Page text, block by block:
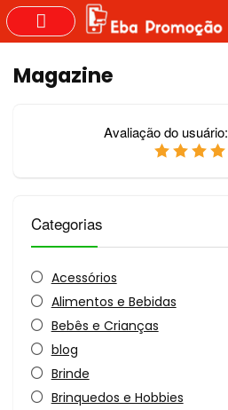
Magazine
Avaliação do usuário:
Categorias
Acessórios
Alimentos e Bebidas
Bebês e Crianças
blog
Brinde
Brinquedos e Hobbies